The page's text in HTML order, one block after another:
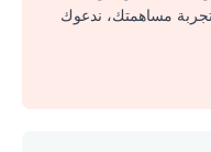
تجربة مساهمتك، ندعوك